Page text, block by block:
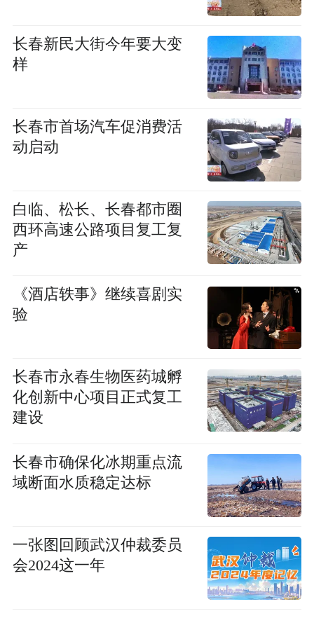
长春新民大街今年要大变
样
长春市首场汽车促消费活
动启动
白临、松长、长春都市圈
西环高速公路项目复工复
产
《酒店轶事》继续喜剧实
验
长春市永春生物医药城孵
化创新中心项目正式复工
建设
长春市确保化冰期重点流
域断面水质稳定达标
一张图回顾武汉仲裁委员
会2024这一年